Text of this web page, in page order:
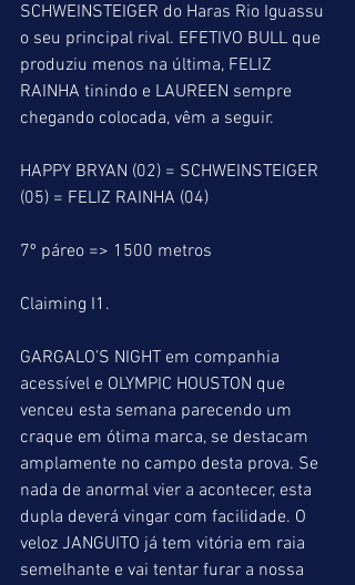
SCHWEINSTEIGER do Haras Rio Iguassu
o seu principal rival. EFETIVO BULL que
produziu menos na última, FELIZ
RAINHA tinindo e LAUREEN sempre
chegando colocada, vêm a seguir.
HAPPY BRYAN (02) = SCHWEINSTEIGER
(05) = FELIZ RAINHA (04)
7º páreo => 1500 metros
Claiming I1.
GARGALO’S NIGHT em companhia
acessível e OLYMPIC HOUSTON que
venceu esta semana parecendo um
craque em ótima marca, se destacam
amplamente no campo desta prova. Se
nada de anormal vier a acontecer, esta
dupla deverá vingar com facilidade. O
veloz JANGUITO já tem vitória em raia
semelhante e vai tentar furar a nossa